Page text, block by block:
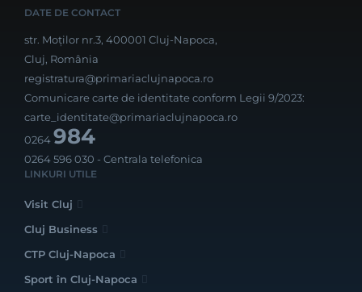
DATE DE CONTACT
str. Moților nr.3, 400001 Cluj-Napoca,
Cluj, România
registratura@primariaclujnapoca.ro
Comunicare carte de identitate conform Legii 9/2023:
carte_identitate@primariaclujnapoca.ro
0264984
0264 596 030 - Centrala telefonica
LINKURI UTILE
Visit Cluj
Cluj Business
CTP Cluj-Napoca
Sport în Cluj-Napoca